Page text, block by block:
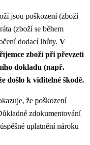
jsou poškození (zboží
(zboží se během
dodací lhůty. V
zboží při převzetí
dokladu (např.
došlo k viditelné škodě.
že poškození
zdokumentování
uplatnění nároku